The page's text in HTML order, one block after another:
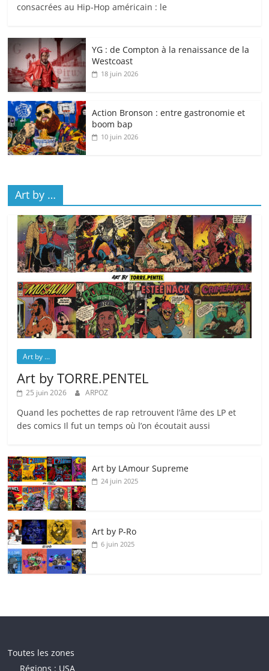
consacrées au Hip-Hop américain : le
YG : de Compton à la renaissance de la
Westcoast
18 juin 2026
Action Bronson : entre gastronomie et
boom bap
10 juin 2026
Art by …
Art by ...
Art by TORRE.PENTEL
25 juin 2026 ARPOZ
Quand les pochettes de rap retrouvent l’âme des LP et
des comics Il fut un temps où l’on écoutait aussi
Art by LAmour Supreme
24 juin 2025
Art by P‑Ro
6 juin 2025
Toutes les zones
Régions : USA